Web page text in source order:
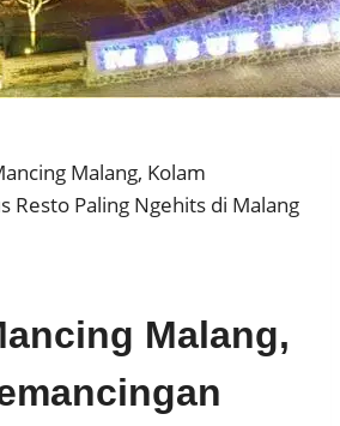
Malang, Kolam
Resto Paling Ngehits di Malang
Malang,